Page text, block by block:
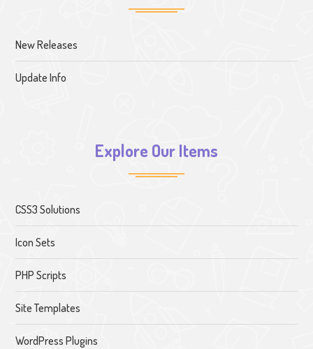
New Releases
Update Info
Explore Our Items
CSS3 Solutions
Icon Sets
PHP Scripts
Site Templates
WordPress Plugins